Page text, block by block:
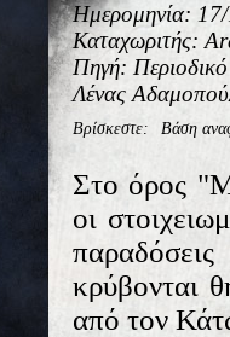
Ημερομηνία:
Καταχωριτής:
Πηγή:
Λένας
Βρίσκεστε: Βάση
Στο όρος
οι
κρύβονται
από τον